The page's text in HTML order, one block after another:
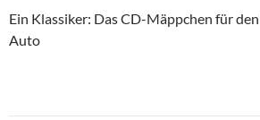
Ein Klassiker: Das CD-Mäppchen für
Auto